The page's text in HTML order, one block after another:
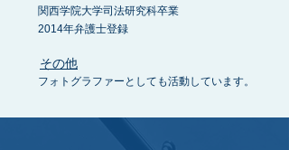
関西学院大学司法研究科卒業
2014年弁護士登録
その他
フォトグラファーとしても活動しています。